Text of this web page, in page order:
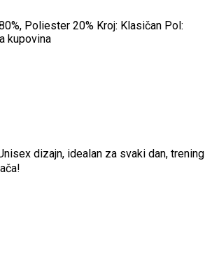
Poliester 20% Kroj: Klasičan Pol:
kupovina
dizajn, idealan za svaki dan, trening